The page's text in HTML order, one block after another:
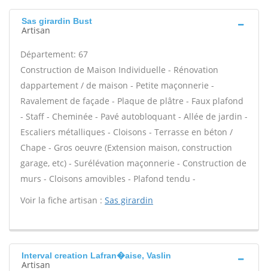
Sas girardin Bust
Artisan
Département: 67
Construction de Maison Individuelle - Rénovation
dappartement / de maison - Petite maçonnerie -
Ravalement de façade - Plaque de plâtre - Faux plafond
- Staff - Cheminée - Pavé autobloquant - Allée de jardin -
Escaliers métalliques - Cloisons - Terrasse en béton /
Chape - Gros oeuvre (Extension maison, construction
garage, etc) - Surélévation maçonnerie - Construction de
murs - Cloisons amovibles - Plafond tendu -
Voir la fiche artisan : Sas girardin
Interval creation Lafran�aise, Vaslin
Artisan